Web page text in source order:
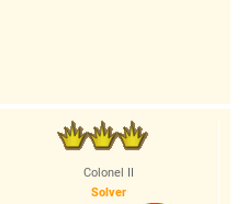
Colonel II
Solver